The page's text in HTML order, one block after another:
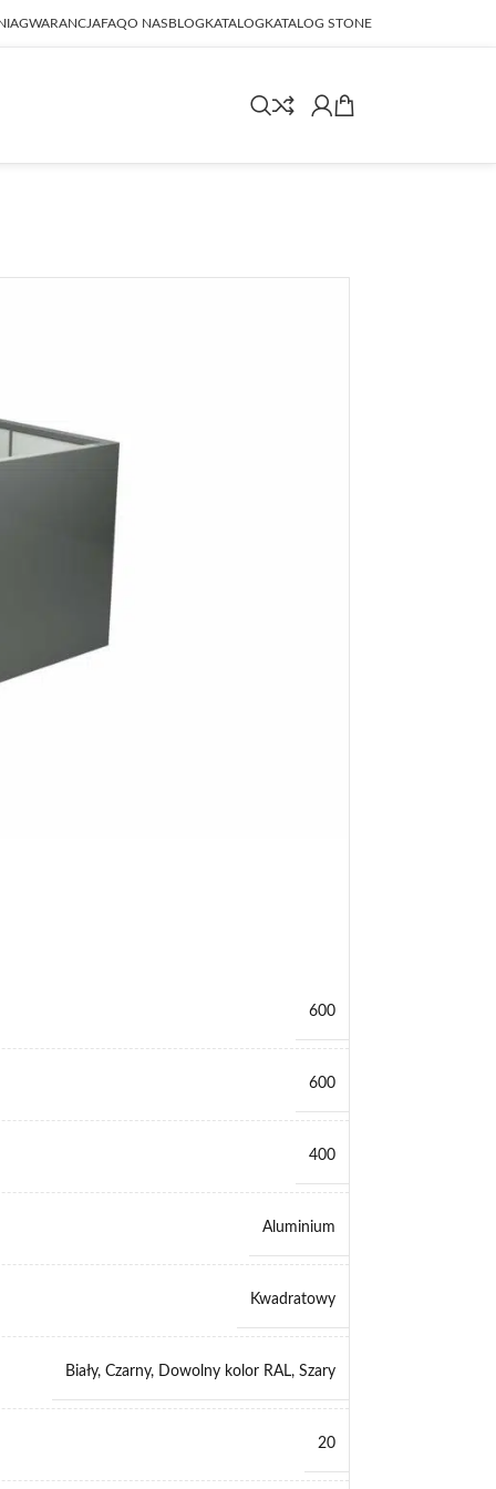
GWARANCJAFAQO NASBLOGKATALOGKATALOG STONE
600
600
400
Aluminium
Kwadratowy
Biały, Czarny, Dowolny kolor RAL, Szary
20